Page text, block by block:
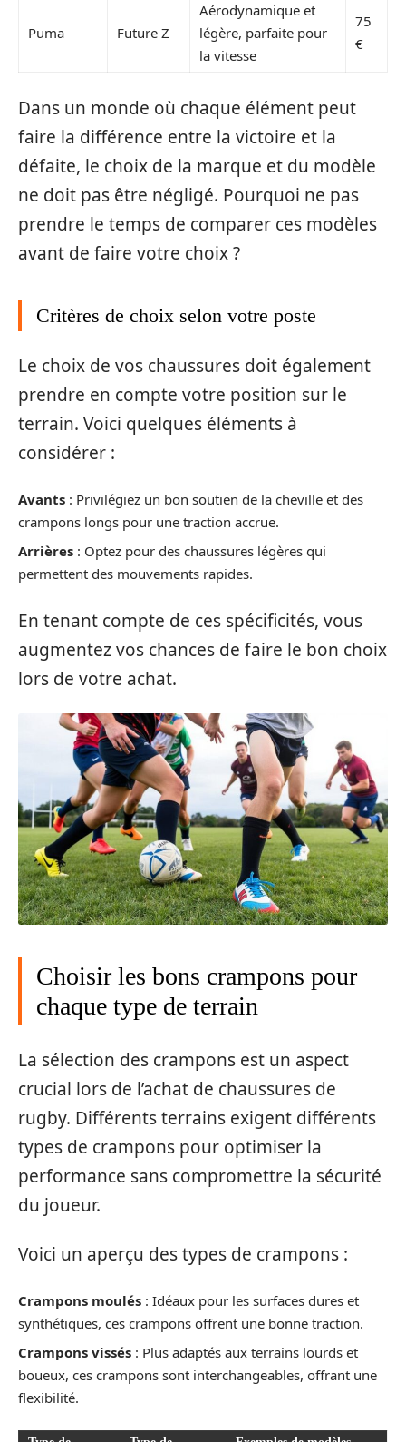
Puma Future Z
Aérodynamique et
légère, parfaite pour
la vitesse
75
€
Dans un monde où chaque élément peut
faire la différence entre la victoire et la
défaite, le choix de la marque et du modèle
ne doit pas être négligé. Pourquoi ne pas
prendre le temps de comparer ces modèles
avant de faire votre choix ?
Critères de choix selon votre poste
Le choix de vos chaussures doit également
prendre en compte votre position sur le
terrain. Voici quelques éléments à
considérer :
Avants : Privilégiez un bon soutien de la cheville et des
crampons longs pour une traction accrue.
Arrières : Optez pour des chaussures légères qui
permettent des mouvements rapides.
En tenant compte de ces spécificités, vous
augmentez vos chances de faire le bon choix
lors de votre achat.
Choisir les bons crampons pour
chaque type de terrain
La sélection des crampons est un aspect
crucial lors de l’achat de chaussures de
rugby. Différents terrains exigent différents
types de crampons pour optimiser la
performance sans compromettre la sécurité
du joueur.
Voici un aperçu des types de crampons :
Crampons moulés : Idéaux pour les surfaces dures et
synthétiques, ces crampons offrent une bonne traction.
Crampons vissés : Plus adaptés aux terrains lourds et
boueux, ces crampons sont interchangeables, offrant une
flexibilité.